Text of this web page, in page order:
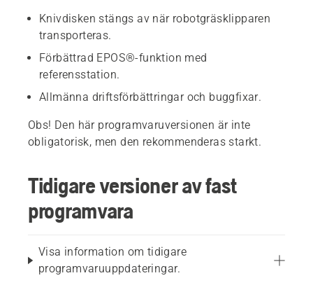
Knivdisken stängs av när robotgräsklipparen
transporteras.
Förbättrad EPOS®-funktion med
referensstation.
Allmänna driftsförbättringar och buggfixar.
Obs! Den här programvaruversionen är inte
obligatorisk, men den rekommenderas starkt.
Tidigare versioner av fast
programvara
Visa information om tidigare
programvaruuppdateringar.